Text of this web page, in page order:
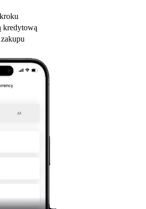
kredytową